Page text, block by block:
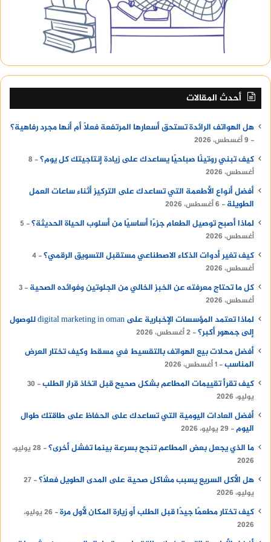
الهضم.
الأطعمة الحمضية: يمكن تناول الأطعمة الحمضية
مثل الليمون والبرتقال والتفاح الأخضر، حيث تحتوي
على حمض الأبل والفيتامينات والألياف التي
تساعد على تحفيز عملية الهضم وتقليل الشهية.
ما هي الأطعمة التي يجب تجنبها
في وصفة لسد الشهية وتصغير
المعدة؟
هناك بعض الأطعمة التي يجب تجنبها أو تقليل تناولها
للحد من الشهية وتحسين إدارة الوزن، ومن هذه
الأطعمة:
الأطعمة المصنعة والمعلبة: تحتوي الأطعمة
المصنعة والمعلبة على كميات كبيرة من الصوديوم
والسكريات والدهون المشبعة، وهذه المكونات قد
تزيد من الشهية وتسبب زيادة الوزن.
الأطعمة الغنية بالسكريات: تحتوي الأطعمة
الغنية بالسكريات على سعرات حرارية عالية وتحفز
إفراز الإنسولين وتزيد من الشهية، ومن هذه
الأطعمة الحلويات والمشروبات الغازية والحبوب
المحلاة.
الأطعمة الدهنية: تحتوي الأطعمة الدهنية على
سعرات حرارية عالية وتسبب الشعور بالشبع لفترة
قصيرة، وبالتالي قد تزيد من الشهية وتسبب زيادة
الوزن، ومن هذه الأطعمة الوجبات السريعة
والمقالي والمأكولات الدسمة.
الأطعمة الغنية بالنشويات: تحتوي الأطعمة
الغنية بالنشويات مثل الخبز الأبيض والأرز الأبيض
والبطاطس على سعرات حرارية عالية وقد تزيد من
الشهية، ويمكن استبدالها بالحبوب الكاملة
والخضروات والفواكه.
أحدث المقالات
هل الهواتف الرائدة تستحق أسعارها المرتفعة فعلًا أم أنها مجرد رفاهية؟
9 أغسطس، 2026
كيف تبني روتينًا صباحيًا يساعدك على زيادة إنتاجيتك كل يوم؟
8
أغسطس، 2026
أفضل أنواع الأطعمة التي تساعدك على التركيز أثناء ساعات العمل
الطويلة
6 أغسطس، 2026
لماذا أصبح توصيل الطعام جزءًا أساسيًا من أسلوب الحياة الحديثة؟
5
أغسطس، 2026
كيف تغير أدوات الذكاء الاصطناعي مستقبل التسويق الرقمي؟ 4
أغسطس، 2026
كل ما تحتاج معرفته عن الخبز الخالي من الجلوتين وفوائده الصحية
3
أغسطس، 2026
لماذا تعتمد المؤسسات الإخبارية على digital marketing in oman للوصول
إلى جمهور أكبر؟ 2 أغسطس، 2026
أفضل محلات بيع الهواتف بالتقسيط في مسقط وكيف تختار العرض
المناسب 1 أغسطس، 2026
كيف تقرأ تقييمات المطاعم بشكل صحيح قبل اتخاذ قرار الطلب
30
يوليو، 2026
أفضل العادات اليومية التي تساعدك على الحفاظ على طاقتك طوال
اليوم
29 يوليو، 2026
ما الذي يجعل بعض المطاعم تنجح بسرعة بينما تفشل أخرى؟
28 يوليو،
2026
هل الأكل السريع يسبب مشاكل صحية على المدى الطويل فعلًا؟ 27
يوليو، 2026
كيف تختار مطعمًا جيدًا قبل الطلب أو زيارة المكان لأول مرة
26 يوليو،
2026